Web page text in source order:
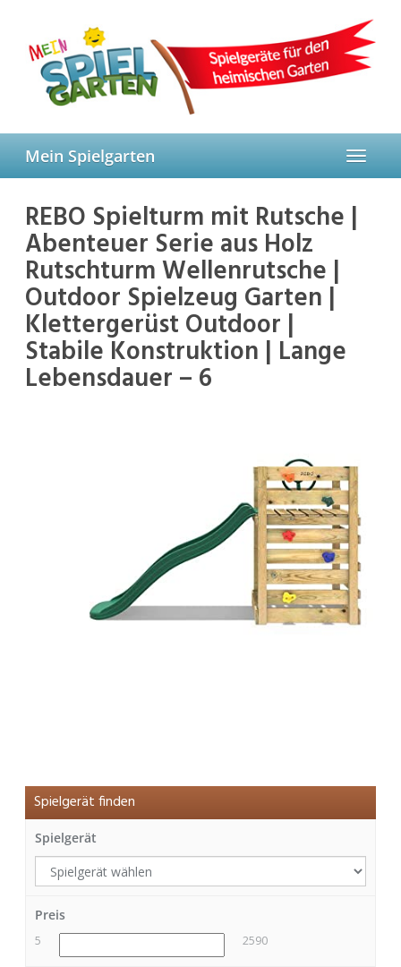
content
Toggle
Mein Spielgarten
REBO Spielturm mit Rutsche |
Abenteuer Serie aus Holz
Rutschturm Wellenrutsche |
Outdoor Spielzeug Garten |
Klettergerüst Outdoor |
Stabile Konstruktion | Lange
Lebensdauer – 6
Spielgerät finden
Spielgerät
Preis
5 2590